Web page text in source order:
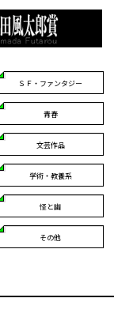
ＳＦ・ファンタジー
青春
文芸作品
学術・教養系
怪と幽
その他